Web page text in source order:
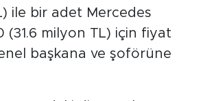
ile bir adet Mercedes
(31.6 milyon TL) için fiyat
başkana ve şoförüne